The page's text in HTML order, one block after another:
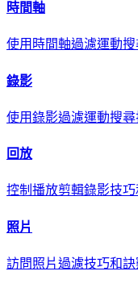
時間軸
使用時間軸過濾運動搜
錄影
使用錄影過濾運動搜尋
回放
控制播放剪輯錄影技
照片
訪問照片過濾技巧和訣